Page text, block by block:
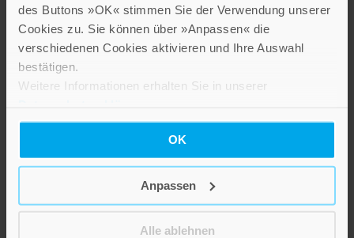
des Buttons »OK« stimmen Sie der Verwendung unserer
Cookies zu. Sie können über »Anpassen« die
verschiedenen Cookies aktivieren und Ihre Auswahl
bestätigen.
Weitere Informationen erhalten Sie in unserer
OK
Anpassen
Alle ablehnen
Glauben
Band 51
14,00 €
IN DEN WARENKORB
Marie-Luise Langwald
Band 54
14,00 €
IN DEN WARENKORB